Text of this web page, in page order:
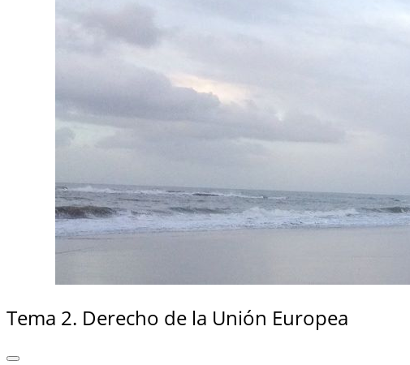
Tema 2. Derecho de la Unión Europea